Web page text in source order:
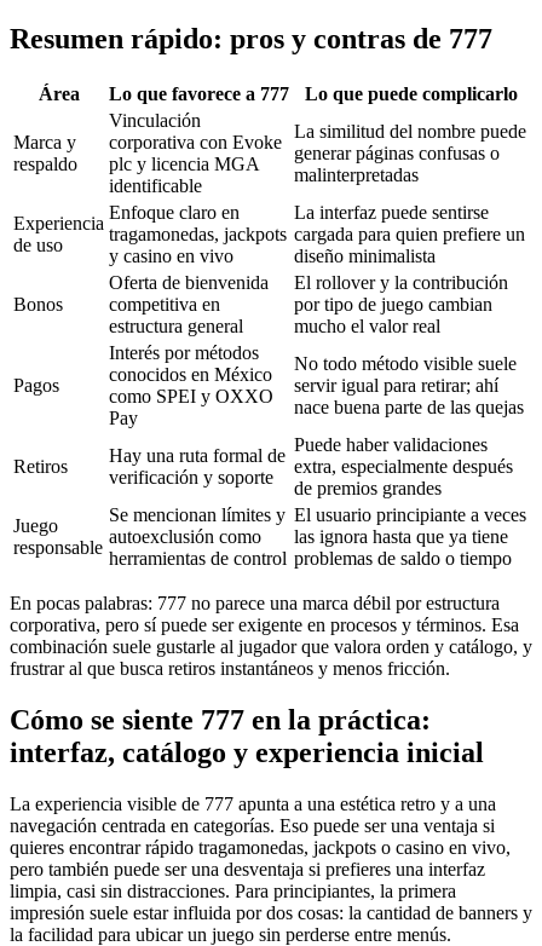
Resumen rápido: pros y contras de 777
Área Lo que favorece a 777 Lo que puede complicarlo
Marca y
respaldo
Vinculación
corporativa con Evoke
plc y licencia MGA
identificable
La similitud del nombre puede
generar páginas confusas o
malinterpretadas
Experiencia
de uso
Enfoque claro en
tragamonedas, jackpots
y casino en vivo
La interfaz puede sentirse
cargada para quien prefiere un
diseño minimalista
Bonos
Oferta de bienvenida
competitiva en
estructura general
El rollover y la contribución
por tipo de juego cambian
mucho el valor real
Pagos
Interés por métodos
conocidos en México
como SPEI y OXXO
Pay
No todo método visible suele
servir igual para retirar; ahí
nace buena parte de las quejas
Retiros
Hay una ruta formal de
verificación y soporte
Puede haber validaciones
extra, especialmente después
de premios grandes
Juego
responsable
Se mencionan límites y
autoexclusión como
herramientas de control
El usuario principiante a veces
las ignora hasta que ya tiene
problemas de saldo o tiempo
En pocas palabras: 777 no parece una marca débil por estructura
corporativa, pero sí puede ser exigente en procesos y términos. Esa
combinación suele gustarle al jugador que valora orden y catálogo, y
frustrar al que busca retiros instantáneos y menos fricción.
Cómo se siente 777 en la práctica:
interfaz, catálogo y experiencia inicial
La experiencia visible de 777 apunta a una estética retro y a una
navegación centrada en categorías. Eso puede ser una ventaja si
quieres encontrar rápido tragamonedas, jackpots o casino en vivo,
pero también puede ser una desventaja si prefieres una interfaz
limpia, casi sin distracciones. Para principiantes, la primera
impresión suele estar influida por dos cosas: la cantidad de banners y
la facilidad para ubicar un juego sin perderse entre menús.